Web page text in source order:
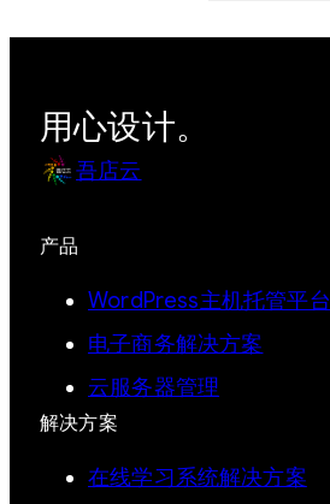
用心设计。
吾店云
产品
WordPress主机托管平台
电子商务解决方案
云服务器管理
解决方案
在线学习系统解决方案